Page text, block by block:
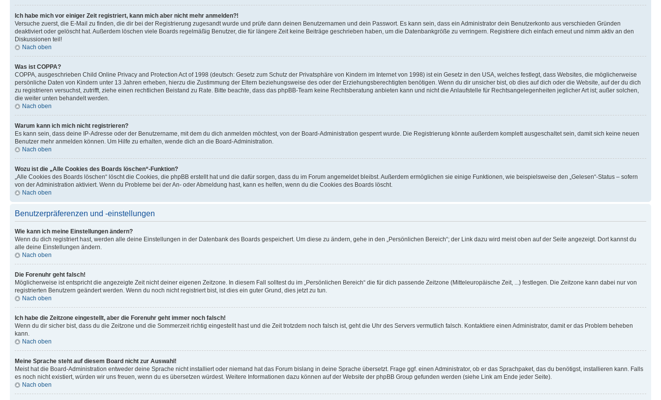
Ich habe mich vor einiger Zeit registriert, kann mich aber nicht mehr anmelden?!
Versuche zuerst, die E-Mail zu finden, die dir bei der Registrierung zugesandt wurde und prüfe dann deinen Benutzernamen und dein Passwort. Es kann sein, dass ein Administrator dein Benutzerkonto aus verschieden Gründen
deaktiviert oder gelöscht hat. Außerdem löschen viele Boards regelmäßig Benutzer, die für längere Zeit keine Beiträge geschrieben haben, um die Datenbankgröße zu verringern. Registriere dich einfach erneut und nimm aktiv an den
Diskussionen teil!
Nach oben
Was ist COPPA?
COPPA, ausgeschrieben Child Online Privacy and Protection Act of 1998 (deutsch: Gesetz zum Schutz der Privatsphäre von Kindern im Internet von 1998) ist ein Gesetz in den USA, welches festlegt, dass Websites, die möglicherweise
persönliche Daten von Kindern unter 13 Jahren erheben, hierzu die Zustimmung der Eltern beziehungsweise des oder der Erziehungsberechtigten benötigen. Wenn du dir unsicher bist, ob dies auf dich oder die Website, auf der du dich
zu registrieren versuchst, zutrifft, ziehe einen rechtlichen Beistand zu Rate. Bitte beachte, dass das phpBB-Team keine Rechtsberatung anbieten kann und nicht die Anlaufstelle für Rechtsangelegenheiten jeglicher Art ist; außer solchen,
die weiter unten behandelt werden.
Nach oben
Warum kann ich mich nicht registrieren?
Es kann sein, dass deine IP-Adresse oder der Benutzername, mit dem du dich anmelden möchtest, von der Board-Administration gesperrt wurde. Die Registrierung könnte außerdem komplett ausgeschaltet sein, damit sich keine neuen
Benutzer mehr anmelden können. Um Hilfe zu erhalten, wende dich an die Board-Administration.
Nach oben
Wozu ist die „Alle Cookies des Boards löschen“-Funktion?
„Alle Cookies des Boards löschen“ löscht die Cookies, die phpBB erstellt hat und die dafür sorgen, dass du im Forum angemeldet bleibst. Außerdem ermöglichen sie einige Funktionen, wie beispielsweise den „Gelesen“-Status – sofern
von der Administration aktiviert. Wenn du Probleme bei der An- oder Abmeldung hast, kann es helfen, wenn du die Cookies des Boards löscht.
Nach oben
Benutzerpräferenzen und -einstellungen
Wie kann ich meine Einstellungen ändern?
Wenn du dich registriert hast, werden alle deine Einstellungen in der Datenbank des Boards gespeichert. Um diese zu ändern, gehe in den „Persönlichen Bereich“; der Link dazu wird meist oben auf der Seite angezeigt. Dort kannst du
alle deine Einstellungen ändern.
Nach oben
Die Forenuhr geht falsch!
Möglicherweise ist entspricht die angezeigte Zeit nicht deiner eigenen Zeitzone. In diesem Fall solltest du im „Persönlichen Bereich“ die für dich passende Zeitzone (Mitteleuropäische Zeit, ...) festlegen. Die Zeitzone kann dabei nur von
registrierten Benutzern geändert werden. Wenn du noch nicht registriert bist, ist dies ein guter Grund, dies jetzt zu tun.
Nach oben
Ich habe die Zeitzone eingestellt, aber die Forenuhr geht immer noch falsch!
Wenn du dir sicher bist, dass du die Zeitzone und die Sommerzeit richtig eingestellt hast und die Zeit trotzdem noch falsch ist, geht die Uhr des Servers vermutlich falsch. Kontaktiere einen Administrator, damit er das Problem beheben
kann.
Nach oben
Meine Sprache steht auf diesem Board nicht zur Auswahl!
Meist hat die Board-Administration entweder deine Sprache nicht installiert oder niemand hat das Forum bislang in deine Sprache übersetzt. Frage ggf. einen Administrator, ob er das Sprachpaket, das du benötigst, installieren kann. Falls
es noch nicht existiert, würden wir uns freuen, wenn du es übersetzen würdest. Weitere Informationen dazu können auf der Website der phpBB Group gefunden werden (siehe Link am Ende jeder Seite).
Nach oben